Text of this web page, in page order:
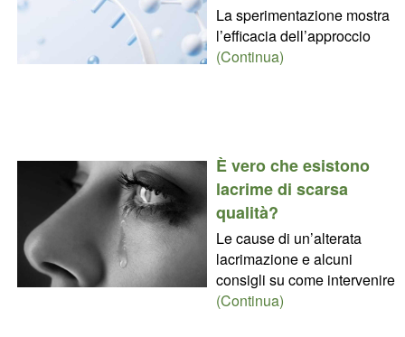
La sperimentazione mostra
l’efficacia dell’approccio
(Continua)
È vero che esistono
lacrime di scarsa
qualità?
Le cause di un’alterata
lacrimazione e alcuni
consigli su come intervenire
(Continua)